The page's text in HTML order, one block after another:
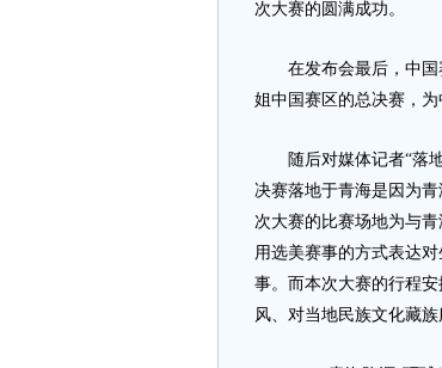
次大赛的圆满成功。
在发布会最后，中国
姐中国赛区的总决赛，
随后对媒体记者“落地
决赛落地于青海是因为
次大赛的比赛场地为与
用选美赛事的方式表达
事。而本次大赛的行程
风、对当地民族文化藏